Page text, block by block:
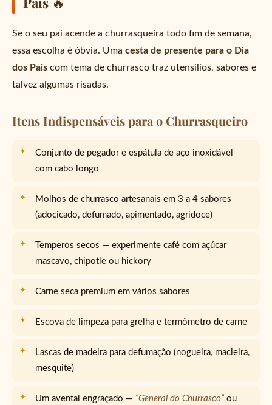
Se o seu pai acende a churrasqueira todo fim de semana,
essa escolha é óbvia. Uma cesta de presente para o Dia
dos Pais com tema de churrasco traz utensílios, sabores e
talvez algumas risadas.
Itens Indispensáveis para o Churrasqueiro
Conjunto de pegador e espátula de aço inoxidável
com cabo longo
Molhos de churrasco artesanais em 3 a 4 sabores
(adocicado, defumado, apimentado, agridoce)
Temperos secos — experimente café com açúcar
mascavo, chipotle ou hickory
Carne seca premium em vários sabores
Escova de limpeza para grelha e termômetro de carne
Lascas de madeira para defumação (nogueira, macieira,
mesquite)
Um avental engraçado — “General do Churrasco” ou